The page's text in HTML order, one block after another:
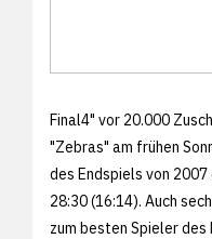
Final4" vor 20.000
"Zebras" am frühen
des Endspiels von
28:30 (16:14). Auch
zum besten Spieler